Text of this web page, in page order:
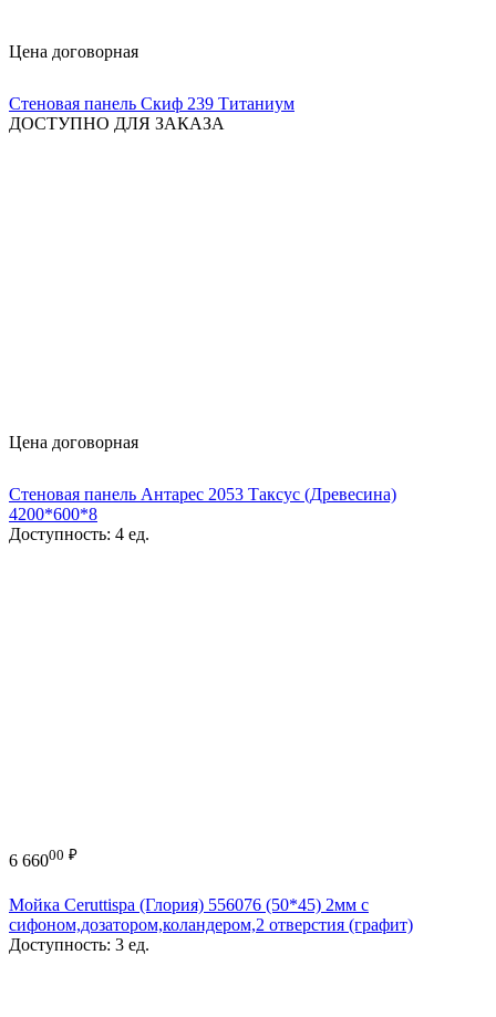
Цена договорная
Стеновая панель Скиф 239 Титаниум
ДОСТУПНО ДЛЯ ЗАКАЗА
Цена договорная
Стеновая панель Антарес 2053 Таксус (Древесина)
4200*600*8
Доступность: 4 ед.
6 66000 ₽
Мойка Ceruttispa (Глория) 556076 (50*45) 2мм с
сифоном,дозатором,коландером,2 отверстия (графит)
Доступность: 3 ед.